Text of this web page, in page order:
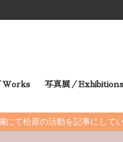
Works 写真展／Exhibitions
にて松原の活動を記事にして